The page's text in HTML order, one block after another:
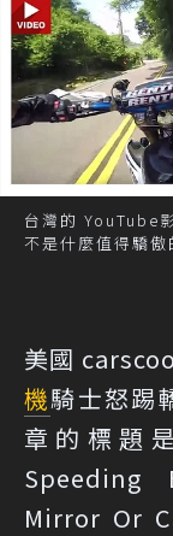
台灣的 YouTube
不是什麼值得驕
美國
機騎士怒踢
章的標題
Speeding
Mirror Or